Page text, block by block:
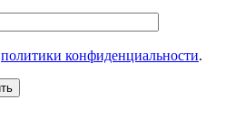
политики конфиденциальности.